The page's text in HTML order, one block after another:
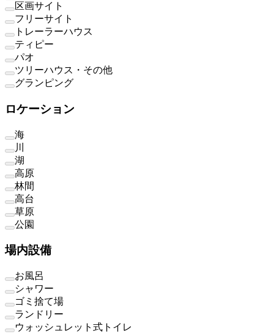
区画サイト
フリーサイト
トレーラーハウス
ティピー
パオ
ツリーハウス・その他
グランピング
ロケーション
海
川
湖
高原
林間
高台
草原
公園
場内設備
お風呂
シャワー
ゴミ捨て場
ランドリー
ウォッシュレット式トイレ